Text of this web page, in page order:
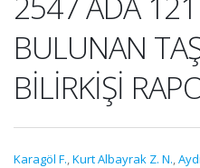
BULUNAN
BİLİRKİŞİ
Karagöl F.,Kurt Albayrak Z. N.,